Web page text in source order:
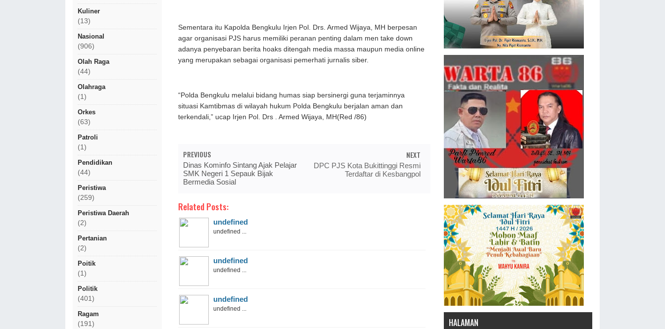
Kuliner
(13)
Nasional
(906)
Olah Raga
(44)
Olahraga
(1)
Orkes
(63)
Patroli
(1)
Pendidikan
(44)
Peristiwa
(259)
Peristiwa Daerah
(2)
Pertanian
(2)
Poitik
(1)
Politik
(401)
Ragam
(191)
Sementara itu Kapolda Bengkulu Irjen Pol. Drs. Armed Wijaya, MH berpesan
agar organisasi PJS harus memiliki peranan penting dalam men take down
adanya penyebaran berita hoaks ditengah media massa maupun media online
yang merupakan sebagai organisasi pemerhati jurnalis siber.
“Polda Bengkulu melalui bidang humas siap bersinergi guna terjaminnya
situasi Kamtibmas di wilayah hukum Polda Bengkulu berjalan aman dan
terkendali,” ucap Irjen Pol. Drs . Armed Wijaya, MH(Red /86)
PREVIOUS
Dinas Kominfo Sintang Ajak Pelajar
SMK Negeri 1 Sepauk Bijak
Bermedia Sosial
NEXT
DPC PJS Kota Bukittinggi Resmi
Terdaftar di Kesbangpol
Related Posts:
undefined
undefined ...
undefined
undefined ...
undefined
undefined ...
HALAMAN